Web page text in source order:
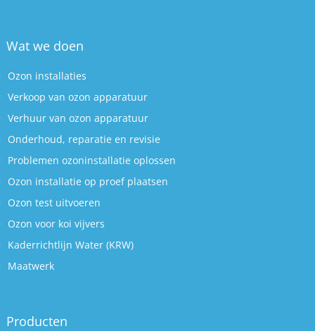
Wat we doen
Ozon installaties
Verkoop van ozon apparatuur
Verhuur van ozon apparatuur
Onderhoud, reparatie en revisie
Problemen ozoninstallatie oplossen
Ozon installatie op proef plaatsen
Ozon test uitvoeren
Ozon voor koi vijvers
Kaderrichtlijn Water (KRW)
Maatwerk
Producten